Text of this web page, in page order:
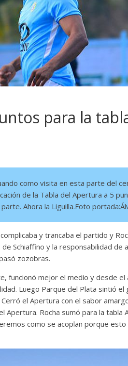
para la
como visita en esta parte del
de la Tabla del Apertura a 5
Ahora la Liguilla.Foto
y trancaba el partido y
Schiaffino y la responsabilidad de
zozobras.
funcionó mejor el medio y desde el
Luego Parque del Plata sintió el
el Apertura con el sabor
Rocha sumó para la tabla
como se acoplan porque esto